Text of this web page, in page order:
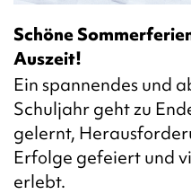
Schöne
Auszeit!
Ein spannendes und
Schuljahr geht zu
gelernt,
Erfolge gefeiert und
erlebt.